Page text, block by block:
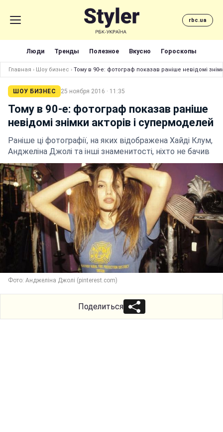
rbc.ua
Люди Тренды Полезное Вкусно Гороскопы
Главная › Шоу бизнес › Тому в 90-е: фотограф показав раніше невідомі
ШОУ БИЗНЕС 25 ноября 2016 · 11:35
Тому в 90-е: фотограф показав раніше
невідомі знімки акторів і супермоделей
Раніше ці фотографії, на яких відображена Хайді Клум,
Анджеліна Джолі та інші знаменитості, ніхто не бачив
Фото: Анджеліна Джолі (pinterest.com)
Поделиться